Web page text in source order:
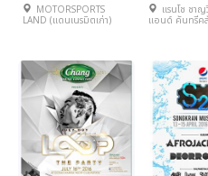
MOTORSPORTS
LAND (แดนเนรมิตเก่า)
แรนโช ชาญ
แอนด์ คันทรีค